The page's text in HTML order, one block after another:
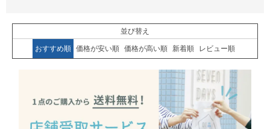
並び替え
おすすめ順 価格が安い順 価格が高い順 新着順 レビュー順